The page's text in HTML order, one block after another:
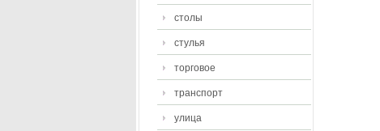
столы
стулья
торговое
транспорт
улица